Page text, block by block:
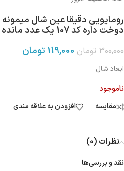
رومایویی دقیقا عین شال
دوخت داره کد 107 یک عدد مانده
300,000 تومان 119,000 تومان
ابعاد شال
ناموجود
مقایسه
افزودن به علاقه مندی
نظرات (0)
نقد و بررسی‌ها